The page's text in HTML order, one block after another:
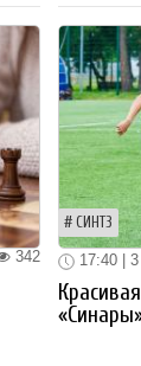
342
СИНТЗ
17:40 | 3